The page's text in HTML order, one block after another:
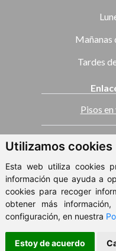
Utilizamos cookies
Esta web utiliza cookies
información que ayuda a
cookies para recoger
obtener más
configuración, en nuestra
Estoy de acuerdo
Mañanas
Tardes
Pisos
©